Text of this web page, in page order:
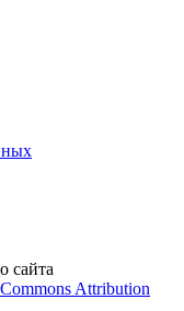
сайта
Attribution